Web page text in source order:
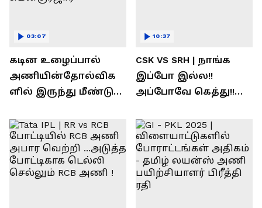
கடின உழைப்பால்
அணியின்தோல்விக
ளில் இருந்து மீண்டு
தமிழ் லைன்ஸ்
கேப்டன் சுமன்குர்ஜார்
03:07
CSK VS SRH | நாங்க
இப்போ இல்ல!!
அப்போவே கெத்து!!
சிஎஸ்கே ரசிகர்கள்
10:37